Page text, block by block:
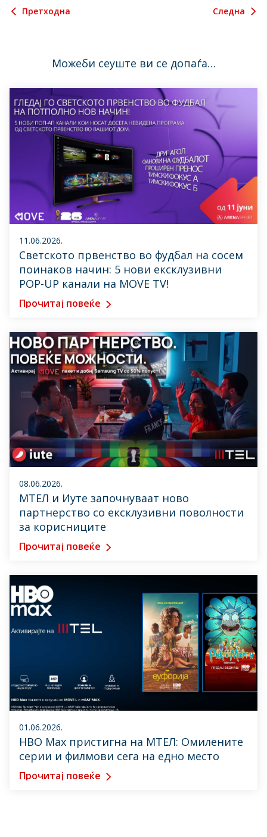
Претходна Следна
Можеби сеуште ви се допаѓа…
11.06.2026.
Светското првенство во фудбал на сосем
поинаков начин: 5 нови ексклузивни
POP-UP канали на MOVE TV!
Прочитај повеќе
08.06.2026.
МТЕЛ и Иуте започнуваат ново
партнерство со ексклузивни поволности
за корисниците
Прочитај повеќе
01.06.2026.
HBO Max пристигна на МТЕЛ: Омилените
серии и филмови сега на едно место
Прочитај повеќе